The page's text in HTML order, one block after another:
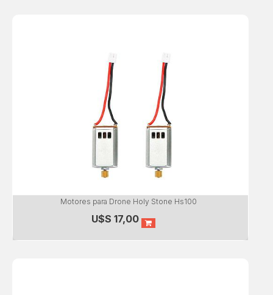
Motores para Drone Holy Stone Hs100
U$S 17,00